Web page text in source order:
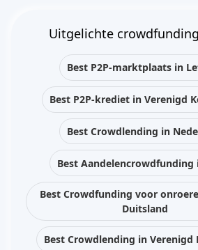
Uitgelichte crowdfunding
Best P2P-marktplaats in
Best P2P-krediet in Verenigd
Best Crowdlending in
Best Aandelencrowdfunding
Best Crowdfunding voor
Duitsland
Best Crowdlending in